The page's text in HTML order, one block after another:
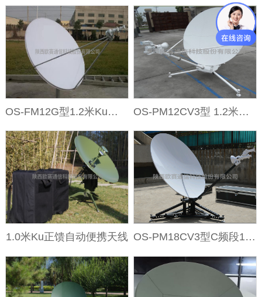
OS-FM12G型1.2米Ku频段手动固··· OS-PM12CV3型 1.2米手动便携···
1.0米Ku正馈自动便携天线 OS-PM18CV3型C频段1.8米手动···